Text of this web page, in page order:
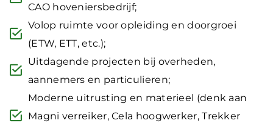
CAO hoveniersbedrijf;
Volop ruimte voor opleiding en doorgroei
(ETW, ETT, etc.);
Uitdagende projecten bij overheden,
aannemers en particulieren;
Moderne uitrusting en materieel (denk aan
Magni verreiker, Cela hoogwerker, Trekker